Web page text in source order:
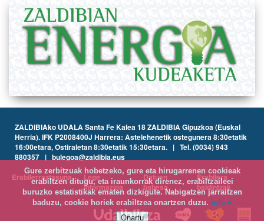
ZALDIBIAko UDALA Santa Fe Kalea 18 ZALDIBIA Gipuzkoa (Euskal
Herria). IFK P2008400J Harrera: Astelehenetik ostegunera 8:30etatik
16:00etara, Ostiraletan 8:30etatik 15:30etara. | Tel. (0034) 943
880357 | bulegoa@zaldibia.eus
Erabilerraztasuna
Lege
informazioa
Datuen
babesa
Erabilera
baldintzak
Gure zerbitzuak hobetzeko, gure eta hirugarrenen cookieak
erabiltzen ditugu, eta iraunkorrak direnez, erabiltzaileei
buruzko estatistikak ematen dizkigute. Nabigatzen jarraitzen
baduzu, cookie horiek erabiltzea onartzen duzu. info +